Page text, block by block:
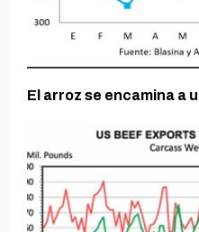
El arroz se encamina a